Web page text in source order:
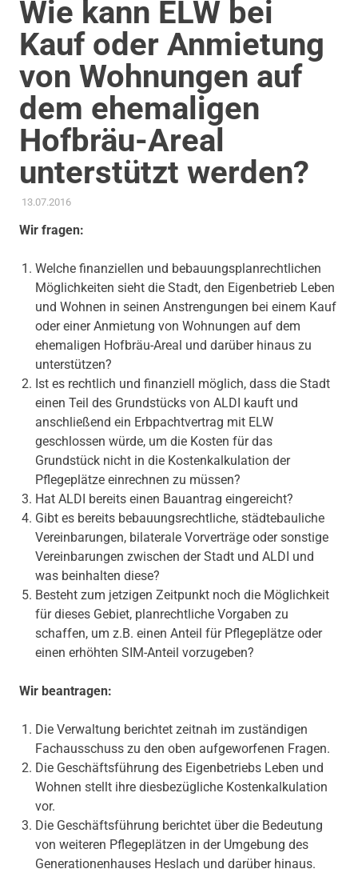
Wie kann ELW bei
Kauf oder Anmietung
von Wohnungen auf
dem ehemaligen
Hofbräu-Areal
unterstützt werden?
13.07.2016ADMIN
AKTUELLES
Wir fragen:
Welche finanziellen und bebauungsplanrechtlichen
Möglichkeiten sieht die Stadt, den Eigenbetrieb Leben
und Wohnen in seinen Anstrengungen bei einem Kauf
oder einer Anmietung von Wohnungen auf dem
ehemaligen Hofbräu-Areal und darüber hinaus zu
unterstützen?
Ist es rechtlich und finanziell möglich, dass die Stadt
einen Teil des Grundstücks von ALDI kauft und
anschließend ein Erbpachtvertrag mit ELW
geschlossen würde, um die Kosten für das
Grundstück nicht in die Kostenkalkulation der
Pflegeplätze einrechnen zu müssen?
Hat ALDI bereits einen Bauantrag eingereicht?
Gibt es bereits bebauungsrechtliche, städtebauliche
Vereinbarungen, bilaterale Vorverträge oder sonstige
Vereinbarungen zwischen der Stadt und ALDI und
was beinhalten diese?
Besteht zum jetzigen Zeitpunkt noch die Möglichkeit
für dieses Gebiet, planrechtliche Vorgaben zu
schaffen, um z.B. einen Anteil für Pflegeplätze oder
einen erhöhten SIM-Anteil vorzugeben?
Wir beantragen:
Die Verwaltung berichtet zeitnah im zuständigen
Fachausschuss zu den oben aufgeworfenen Fragen.
Die Geschäftsführung des Eigenbetriebs Leben und
Wohnen stellt ihre diesbezügliche Kostenkalkulation
vor.
Die Geschäftsführung berichtet über die Bedeutung
von weiteren Pflegeplätzen in der Umgebung des
Generationenhauses Heslach und darüber hinaus.